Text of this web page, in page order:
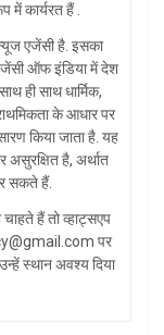
में कार्यरत हैं .
एजेंसी है. इसका
ऑफ इंडिया में देश
ही साथ धार्मिक,
के आधार पर
किया जाता है. यह
असुरक्षित है, अर्थात
सकते हैं.
हैं तो व्हाट्सएप
पर
स्थान अवश्य दिया